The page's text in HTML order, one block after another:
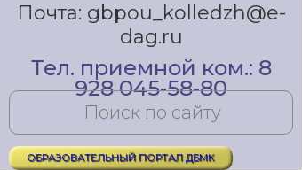
Почта: gbpou_kolledzh@e-
dag.ru
Тел. приемной ком.: 8
928 045-58-80
ОБРАЗОВАТЕЛЬНЫЙ ПОРТАЛ ДБМК